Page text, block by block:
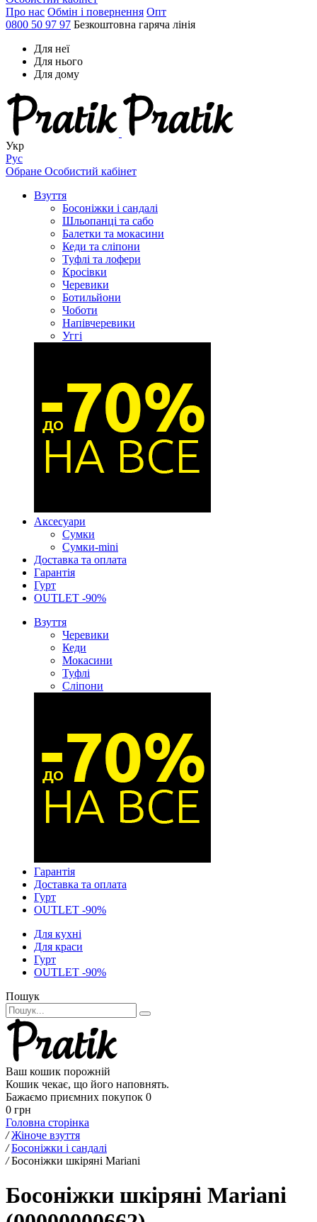
Про нас Обмін і повернення Опт
0800 50 97 97 Безкоштовна гаряча лінія
Для неї
Для нього
Для дому
Укр
Рус
Обране Особистий кабінет
Взуття
Босоніжки і сандалі
Шльопанці та сабо
Балетки та мокасини
Кеди та сліпони
Туфлі та лофери
Кросівки
Черевики
Ботильйони
Чоботи
Напівчеревики
Уггі
Аксесуари
Сумки
Сумки-mini
Доставка та оплата
Гарантія
Гурт
OUTLET -90%
Взуття
Черевики
Кеди
Мокасини
Туфлі
Сліпони
Гарантія
Доставка та оплата
Гурт
OUTLET -90%
Для кухні
Для краси
Гурт
OUTLET -90%
Пошук
Ваш кошик порожній
Кошик чекає, що його наповнять.
Бажаємо приємних покупок 0
0 грн
Головна сторінка
/ Жіноче взуття
/ Босоніжки і сандалі
/ Босоніжки шкіряні Mariani
Босоніжки шкіряні Mariani